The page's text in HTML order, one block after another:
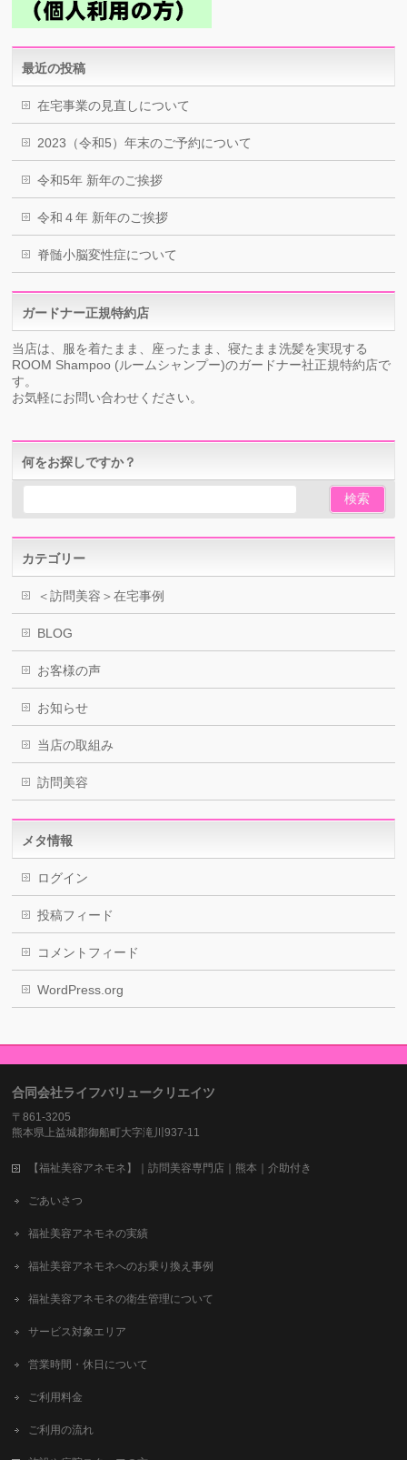
最近の投稿
在宅事業の見直しについて
2023（令和5）年末のご予約について
令和5年 新年のご挨拶
令和４年 新年のご挨拶
脊髄小脳変性症について
ガードナー正規特約店
当店は、服を着たまま、座ったまま、寝たまま洗髪を実現する
ROOM Shampoo (ルームシャンプー)のガードナー社正規特約店で
す。
お気軽にお問い合わせください。
何をお探しですか？
カテゴリー
＜訪問美容＞在宅事例
BLOG
お客様の声
お知らせ
当店の取組み
訪問美容
メタ情報
ログイン
投稿フィード
コメントフィード
WordPress.org
合同会社ライフバリュークリエイツ
〒861-3205
熊本県上益城郡御船町大字滝川937-11
【福祉美容アネモネ】｜訪問美容専門店｜熊本｜介助付き
ごあいさつ
福祉美容アネモネの実績
福祉美容アネモネへのお乗り換え事例
福祉美容アネモネの衛生管理について
サービス対象エリア
営業時間・休日について
ご利用料金
ご利用の流れ